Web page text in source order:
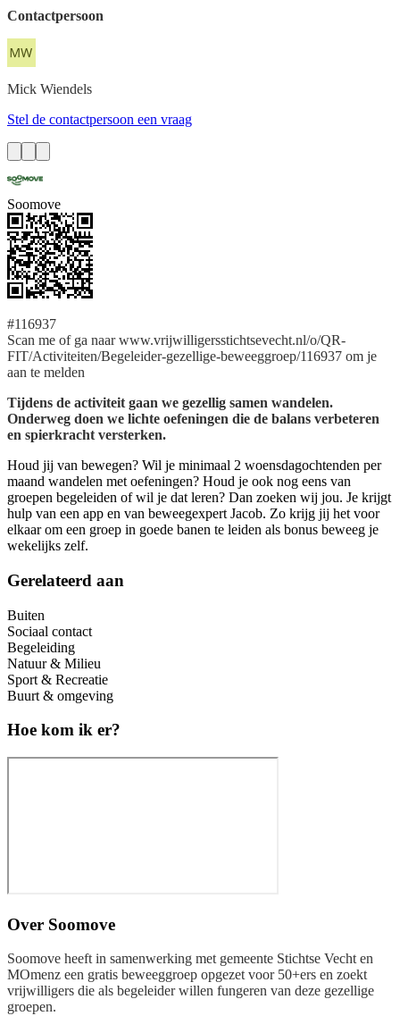
Contactpersoon
Mick Wiendels
Stel de contactpersoon een vraag
Soomove
#116937
Scan me of ga naar www.vrijwilligersstichtsevecht.nl/o/QR-
FIT/Activiteiten/Begeleider-gezellige-beweeggroep/116937 om je
aan te melden
Tijdens de activiteit gaan we gezellig samen wandelen.
Onderweg doen we lichte oefeningen die de balans verbeteren
en spierkracht versterken.
Houd jij van bewegen? Wil je minimaal 2 woensdagochtenden per
maand wandelen met oefeningen? Houd je ook nog eens van
groepen begeleiden of wil je dat leren? Dan zoeken wij jou. Je krijgt
hulp van een app en van beweegexpert Jacob. Zo krijg jij het voor
elkaar om een groep in goede banen te leiden als bonus beweeg je
wekelijks zelf.
Gerelateerd aan
Buiten
Sociaal contact
Begeleiding
Natuur & Milieu
Sport & Recreatie
Buurt & omgeving
Hoe kom ik er?
Over Soomove
Soomove heeft in samenwerking met gemeente Stichtse Vecht en
MOmenz een gratis beweeggroep opgezet voor 50+ers en zoekt
vrijwilligers die als begeleider willen fungeren van deze gezellige
groepen.